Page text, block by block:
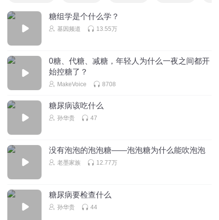
糖组学是个什么学？
基因频道 13.55万
0糖、代糖、减糖，年轻人为什么一夜之间都开
始控糖了？
MakeVoice 8708
糖尿病该吃什么
孙华贵 47
没有泡泡的泡泡糖——泡泡糖为什么能吹泡泡
老墨家族 12.77万
糖尿病要检查什么
孙华贵 44